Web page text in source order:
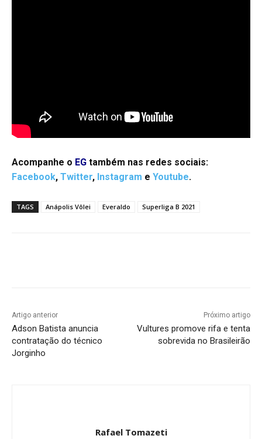
Acompanhe o EG também nas redes sociais:
Facebook, Twitter, Instagram e Youtube.
TAGS Anápolis Vôlei Everaldo Superliga B 2021
Artigo anterior
Adson Batista anuncia
contratação do técnico
Jorginho
Próximo artigo
Vultures promove rifa e tenta
sobrevida no Brasileirão
Rafael Tomazeti